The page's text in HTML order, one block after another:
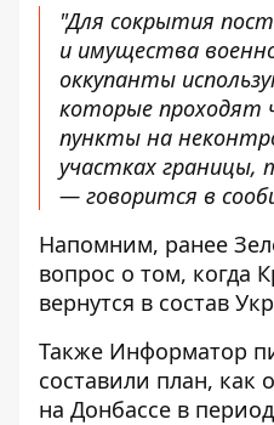
"Для сокрытия
и имущества
оккупанты
которые проходят
пункты на
участках границы,
— говорится в
Напомним, ранее
вопрос о том, когда
вернутся в состав
Также Информатор
составили план, как
на Донбассе в